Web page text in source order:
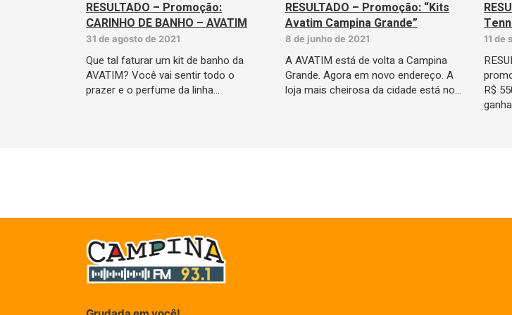
RESULTADO – Promoção:
CARINHO DE BANHO – AVATIM
31 de agosto de 2021
Que tal faturar um kit de banho da
AVATIM? Você vai sentir todo o
prazer e o perfume da linha…
RESULTADO – Promoção: “Kits
Avatim Campina Grande”
8 de junho de 2021
A AVATIM está de volta a Campina
Grande. Agora em novo endereço. A
loja mais cheirosa da cidade está no…
11 de
R$